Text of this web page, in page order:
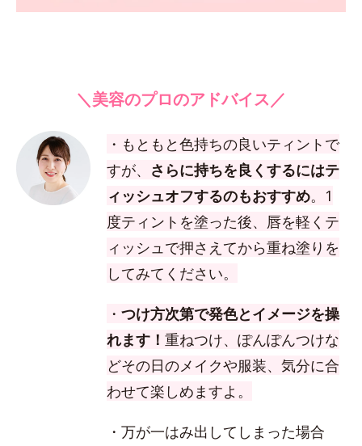
＼美容のプロのアドバイス／
・もともと色持ちの良いティントで
すが、 さらに持ちを良くするにはテ
ィッシュオフするのもおすすめ。1
度ティントを塗った後、唇を軽くテ
ィッシュで押さえてから重ね塗りを
してみてください。
・ つけ方次第で発色とイメージを操
れます！ 重ねつけ、ぽんぽんつけな
どその日のメイクや服装、気分に合
わせて楽しめますよ。
・万が一はみ出してしまった場合